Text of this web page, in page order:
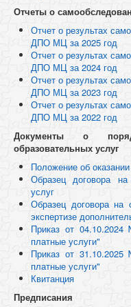
Отчеты о
Отчет о результах
ДПО МЦ за 2025 год
Отчет о результах
ДПО МЦ за 2024 год
Отчет о результах
ДПО МЦ за 2023 год
Отчет о результах
ДПО МЦ за 2022 год
Документы о
образовательных услуг
Положение об
Образец договора на
услуг
Образец договора на
экспертизе
Приказ от
платные услуги"
Приказ от
платные услуги"
Квитанция
Предписания